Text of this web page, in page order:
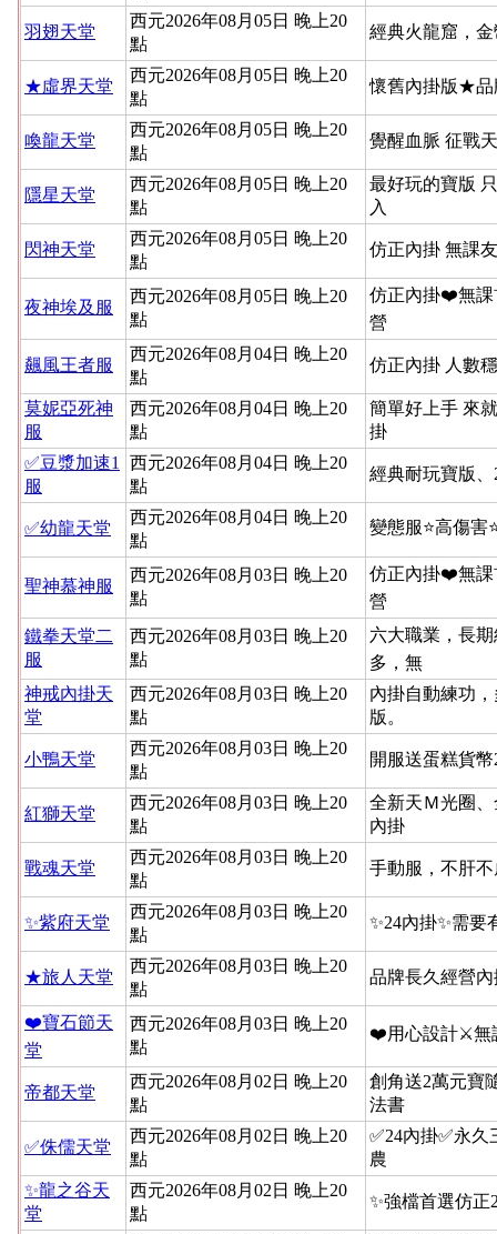
羽翅天堂
西元2026年08月05日 晚上20
點
經典火龍窟，
★虛界天堂
西元2026年08月05日 晚上20
點
懷舊內掛版★品
喚龍天堂
西元2026年08月05日 晚上20
點
覺醒血脈 征戰
隱星天堂
西元2026年08月05日 晚上20
點
最好玩的寶版
入
閃神天堂
西元2026年08月05日 晚上20
點
仿正內掛 無課
夜神埃及服
西元2026年08月05日 晚上20
點
仿正內掛❤️無
營
飆風王者服
西元2026年08月04日 晚上20
點
仿正內掛 人數
莫妮亞死神
服
西元2026年08月04日 晚上20
點
簡單好上手 來
掛
✅豆漿加速1
服
西元2026年08月04日 晚上20
點
經典耐玩寶版
✅幼龍天堂
西元2026年08月04日 晚上20
點
變態服⭐高傷害
聖神慕神服
西元2026年08月03日 晚上20
點
仿正內掛❤️無
營
鐵拳天堂二
服
西元2026年08月03日 晚上20
點
六大職業，長
多，無
神戒內掛天
堂
西元2026年08月03日 晚上20
點
內掛自動練功
版。
小鴨天堂
西元2026年08月03日 晚上20
點
開服送蛋糕貨
紅獅天堂
西元2026年08月03日 晚上20
點
全新天Ｍ光圈
內掛
戰魂天堂
西元2026年08月03日 晚上20
點
手動服，不肝
✨紫府天堂
西元2026年08月03日 晚上20
點
✨24內掛✨需要
★旅人天堂
西元2026年08月03日 晚上20
點
品牌長久經營
❤️寶石節天
堂
西元2026年08月03日 晚上20
點
❤️用心設計⚔無
帝都天堂
西元2026年08月02日 晚上20
點
創角送2萬元寶
法書
✅侏儒天堂
西元2026年08月02日 晚上20
點
✅24內掛✅永久
農
✨龍之谷天
堂
西元2026年08月02日 晚上20
點
✨強檔首選仿正